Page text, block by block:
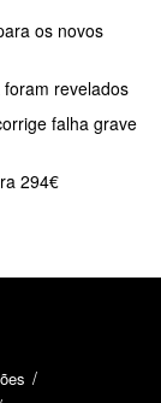
os novos
revelados
falha grave
294€